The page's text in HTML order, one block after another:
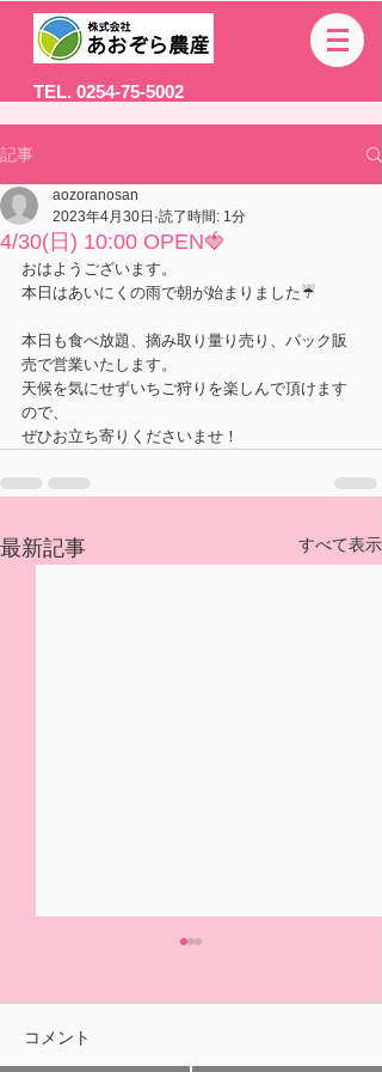
TEL. 0254-75-5002
記事
4/30(日) 10:00 OPEN🍓
aozoranosan
2023年4月30日 読了時間: 1分
おはようございます。
本日はあいにくの雨で朝が始まりました☔
本日も食べ放題、摘み取り量り売り、パック販
売で営業いたします。
天候を気にせずいちご狩りを楽しんで頂けます
ので、
ぜひお立ち寄りくださいませ！
最新記事 すべて表示
おはようございます！ ２/14
の開園初日より たくさんの
コメント